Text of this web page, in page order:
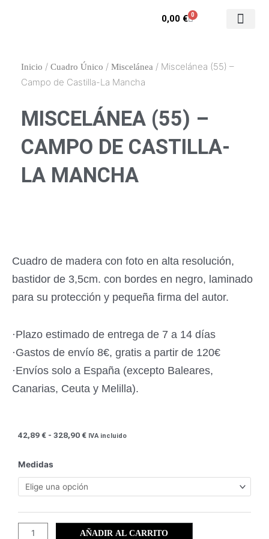
0,00 € 0
Carrito
Inicio / Cuadro Único / Miscelánea / Miscelánea (55) –
Campo de Castilla-La Mancha
MISCELÁNEA (55) –
CAMPO DE CASTILLA-
LA MANCHA
Cuadro de madera con foto en alta resolución,
bastidor de 3,5cm. con bordes en negro, laminado
para su protección y pequeña firma del autor.
·Plazo estimado de entrega de 7 a 14 días
·Gastos de envío 8€, gratis a partir de 120€
·Envíos solo a España (excepto Baleares,
Canarias, Ceuta y Melilla).
42,89€ - 328,90€Rango
42,89 €
328,90 €
IVA incluido
Medidas
Miscelánea
(55)
de
Castilla-
AÑADIR AL CARRITO